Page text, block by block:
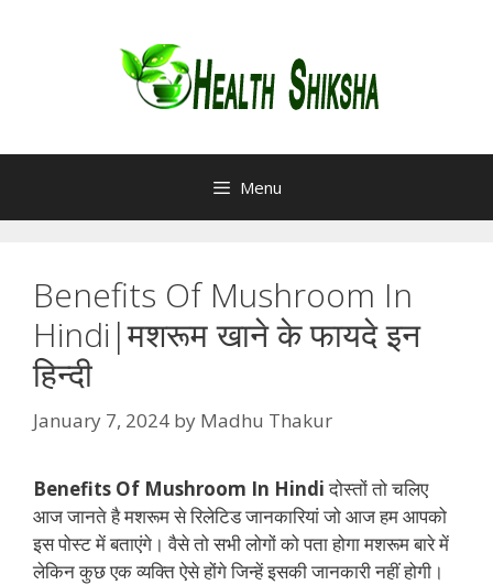
Menu
Benefits Of Mushroom In
Hindi|मशरूम खाने के फायदे इन
हिन्दी
January 7, 2024 by Madhu Thakur
Benefits Of Mushroom In Hindiदोस्तों तो चलिए
आज जानते है मशरूम से रिलेटिड जानकारियां जो आज हम आपको
इस पोस्ट में बताएंगे। वैसे तो सभी लोगों को पता होगा मशरूम बारे में
लेकिन कुछ एक व्यक्ति ऐसे होंगे जिन्हें इसकी जानकारी नहीं होगी।